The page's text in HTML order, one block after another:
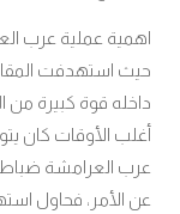
اهمية عملية عرب
حيث استهدفت
داخله قوة كبيرة
أغلب الأوقات كان
عرب العرامشة
عن الأمر، فحاول